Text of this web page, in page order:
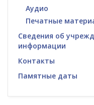
Аудио
Печатные
Сведения об
информации
Контакты
Памятные даты